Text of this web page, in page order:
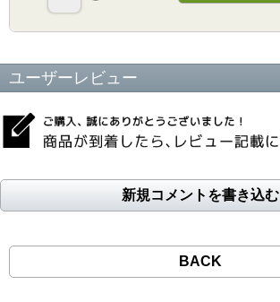
ユーザーレビュー
新規コメントを書き込む
BACK